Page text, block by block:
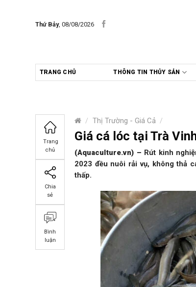
Thứ Bảy, 08/08/2026
TRANG CHỦ THÔNG TIN THỦY SẢN
/ Thị Trường - Giá Cả /
Trang
chủ
Chia
sẻ
Bình
luận
Giá cá lóc tại Trà
(Aquaculture.vn) – Rút kinh
2023 đều nuôi rải vụ, không thả
thấp.